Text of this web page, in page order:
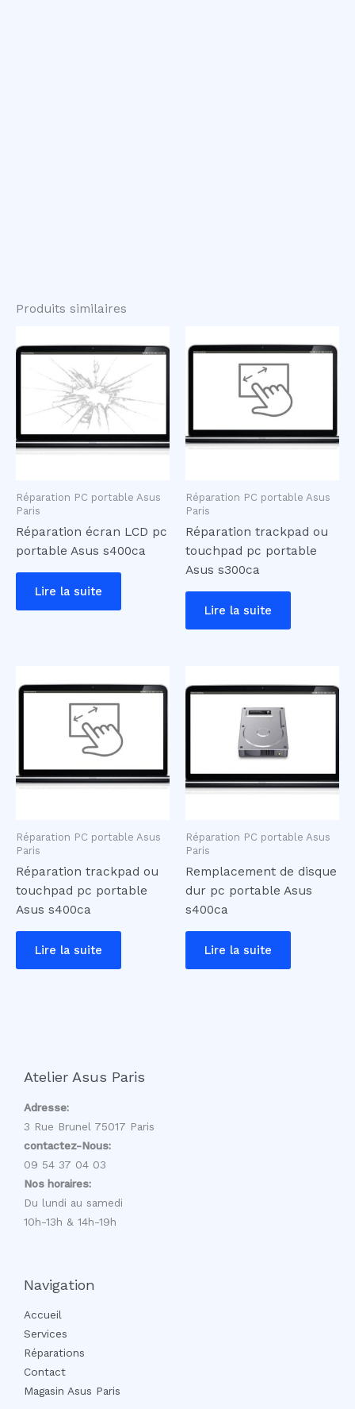
Produits similaires
Réparation PC portable Asus
Paris
Réparation écran LCD pc
portable Asus s400ca
Lire la suite
Réparation PC portable Asus
Paris
Réparation trackpad ou
touchpad pc portable
Asus s300ca
Lire la suite
Réparation PC portable Asus
Paris
Réparation trackpad ou
touchpad pc portable
Asus s400ca
Lire la suite
Réparation PC portable Asus
Paris
Remplacement de disque
dur pc portable Asus
s400ca
Lire la suite
Atelier Asus Paris
Adresse:
3 Rue Brunel 75017 Paris
contactez-Nous:
09 54 37 04 03
Nos horaires:
Du lundi au samedi
10h-13h & 14h-19h
Navigation
Accueil
Services
Réparations
Contact
Magasin Asus Paris